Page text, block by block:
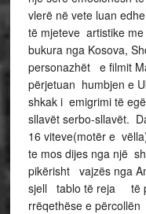
vlerë në vete luan
të mjeteve artistike
bukura nga Kosova,
personazhët e filmit
përjetuan humbjen e
shkak i emigrimi të
sllavët serbo-sllavët.
16 viteve(motër e
te mos dijes nga një
pikërisht vajzës nga
sjell tablo të reja të
rrëqethëse e